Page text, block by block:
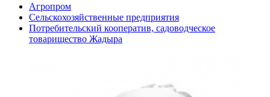
Агропром
Сельскохозяйственные предприятия
Потребительский кооператив, садоводческое
товарищество Жадыра